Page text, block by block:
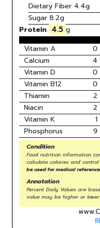
Dietary Fiber 4.4g
Sugar 8.2g
Protein 4.5 g
Vitamin A
0
Calcium
4
Vitamin D
0
Vitamin B12
0
Thiamin
2
Niacin
2
Vitamin K
1
Phosphorus
9
Condition
Food nutrition information
calculate calories and
be used for medical reference.
Annotation
Percent Daily Values are
value may be higher or